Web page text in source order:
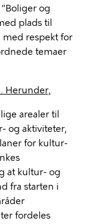
og
plads til
med respekt for
temaer
Herunder,
arealer til
og aktiviteter,
for kultur-
at kultur- og
fra starten i
fordeles